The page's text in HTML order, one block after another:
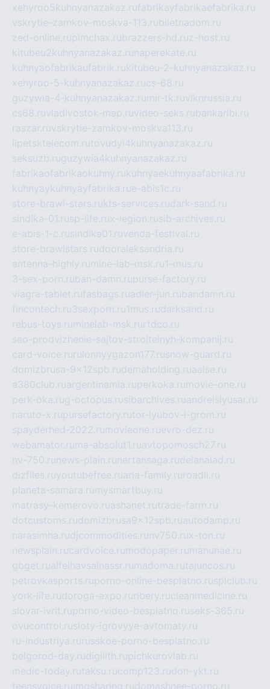
xehyroo5kuhnyanazakaz.rufabrikayfabrikaefabrika.ru
vskrytie-zamkov-moskva-113.rubiletnadom.ru
zed-online.rupimchax.rubrazzers-hd.ruz-host.ru
kitubeu2kuhnyanazakaz.ru naperekate.ru
kuhnyaofabrikaufabrik.rukitubeu-2-kuhnyanazakaz.ru
xehyroo-5-kuhnyanazakaz.rucs-68.ru
guzywia-4-kuhnyanazakaz.ru mir-tk.ruvlknrussia.ru
cs68.ruvladivostok-map.ruvideo-seks.rubankaribi.ru
raszar.ruvskrytie-zamkov-moskva113.ru
lipetsktelecom.rutovudyi4kuhnyanazakaz.ru
seksuzb.ruguzywia4kuhnyanazakaz.ru
fabrikaofabrikaokuhny.rukuhnyaekuhnyaafabrika.ru
kuhnyaykuhnyayfabrika.rue-abis1c.ru
store-brawl-stars.rukts-services.rudark-sand.ru
sindika-01.rusp-life.rux-legion.rusib-archives.ru
e-abis-1-c.rusindika01.ruvenda-festival.ru
store-brawlstars.rudooraleksandria.ru
antenna-highly.ru mine-lab-msk.ru1-mus.ru
3-sex-porn.ruban-damn.rupurse-factory.ru
viagra-tablet.rufasbags.ruadler-jun.rubandamn.ru
fincontech.ru3sexporn.ru1mus.rudarksand.ru
rebus-toys.ru minelab-msk.ru rtdco.ru
seo-prodvizhenie-sajtov-stroitelnyh-kompanij.ru
card-voice.ru rulonnyygazon177.rusnow-guard.ru
domizbrusa-9x12spb.rudemaholding.ruaalse.ru
a380club.ruargentinamia.ruperkoka.ru movie-one.ru
perk-oka.rug-octopus.rusibarchives.ruandreislyusar.ru
naruto-x.rupursefactory.rutor-lyubov-i-grom.ru
spayderhed-2022.ru movieone.ruevro-dez.ru
webamator.ru ma-absolut1.ruavtopomosch27.ru
nv-750.ru news-plain.ru nertansaga.rudelanalad.ru
dizfiles.ruyoutubefree.ruaria-family.ru roadli.ru
planeta-samara.ru mysmartbuy.ru
matrasy-kemerovo.ruashanet.rutrade-farm.ru
dotcustoms.rudomizbrusa9x12spb.ruautodamp.ru
narasimha.rudjcommodities.ru nv750.rux-ton.ru
newsplain.rucardvoice.ru modopaper.ru manunae.ru
gbget.rualfeihavsalnassr.ru madoma.rutajuncos.ru
petrovkasports.ruporno-online-besplatno.rusplclub.ru
york-life.rudoroga-expo.ru ribery.rucleanmedicine.ru
slovar-ivrit.ruporno-video-besplatno.ruseks-365.ru
ovucontrol.rusloty-igrovyye-avtomaty.ru
ru-industriya.ru russkoe-porno-besplatno.ru
belgorod-day.rudigilith.rupichkurovlab.ru
medic-today.rutaksu.rucomp123.rudon-ykt.ru
teensvoice.ru imgsharing.rudomashnee-porno.ru